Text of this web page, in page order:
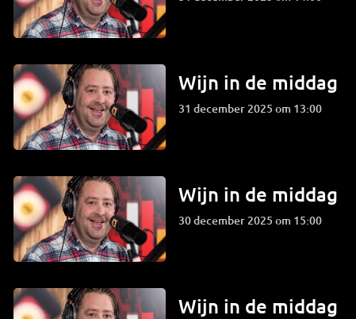
Wijn in de middag
31 december 2025 om 13:00
Wijn in de middag
30 december 2025 om 15:00
Wijn in de middag